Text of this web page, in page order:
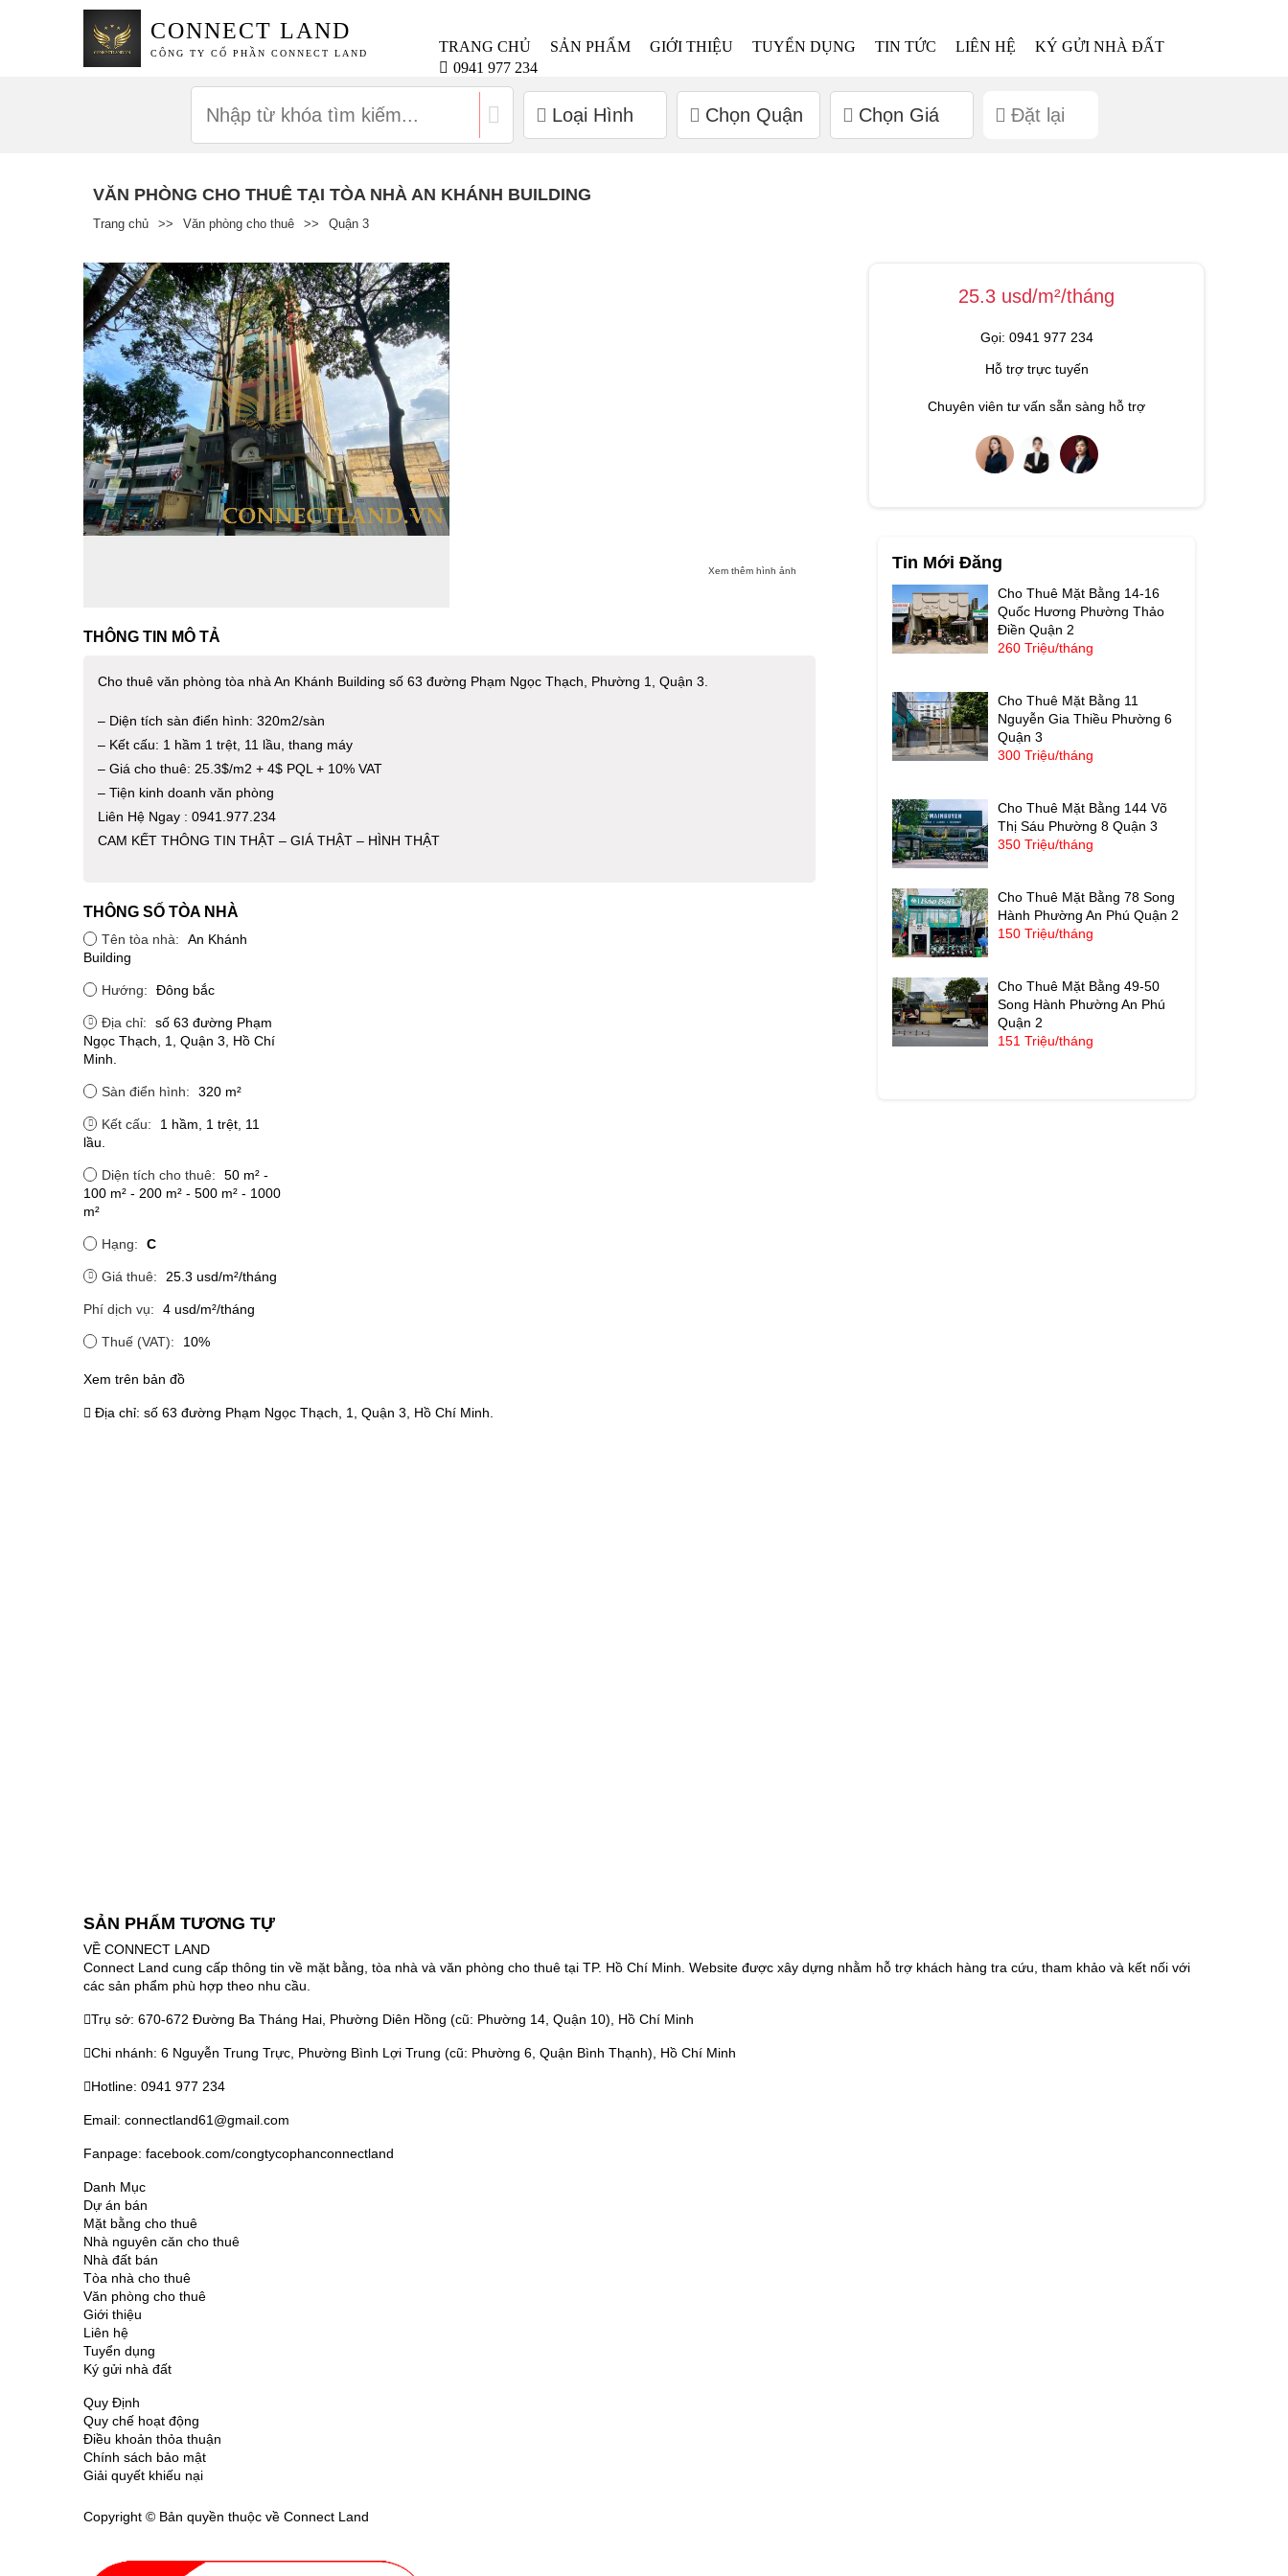
CONNECT LAND
CÔNG TY CỔ PHẦN CONNECT LAND TRANG CHỦ SẢN PHẨM GIỚI THIỆU TUYỂN DỤNG TIN TỨC LIÊN HỆ
KÝ GỬI NHÀ ĐẤT
0941 977 234
Loại Hình Chọn Quận Chọn Giá Đặt lại
VĂN PHÒNG CHO THUÊ TẠI TÒA NHÀ AN KHÁNH BUILDING
Trang chủ >> Văn phòng cho thuê >> Quận 3
Xem thêm hình ảnh
THÔNG TIN MÔ TẢ
Cho thuê văn phòng tòa nhà An Khánh Building số 63 đường Phạm Ngọc Thạch, Phường 1, Quận 3.
– Diện tích sàn điển hình: 320m2/sàn
– Kết cấu: 1 hầm 1 trệt, 11 lầu, thang máy
– Giá cho thuê: 25.3$/m2 + 4$ PQL + 10% VAT
– Tiện kinh doanh văn phòng
Liên Hệ Ngay : 0941.977.234
CAM KẾT THÔNG TIN THẬT – GIÁ THẬT – HÌNH THẬT
THÔNG SỐ TÒA NHÀ
Tên tòa nhà:
An Khánh
Building
Hướng: Đông bắc
Địa chỉ:
số 63 đường Phạm
Ngọc Thạch, 1, Quận 3, Hồ Chí
Minh.
Sàn điển hình: 320 m²
Kết cấu:
1 hầm, 1 trệt, 11
lầu.
Diện tích cho thuê:
50 m² -
100 m² - 200 m² - 500 m² - 1000
m²
Hạng: C
Giá thuê: 25.3 usd/m²/tháng
Phí dịch vụ: 4 usd/m²/tháng
Thuế (VAT): 10%
Xem trên bản đồ
Địa chỉ: số 63 đường Phạm Ngọc Thạch, 1, Quận 3, Hồ Chí Minh.
25.3 usd/m²/tháng
Gọi: 0941 977 234
Hỗ trợ trực tuyến
Chuyên viên tư vấn sẵn sàng hỗ trợ
Tin Mới Đăng
Cho Thuê Mặt Bằng 14-16
Quốc Hương Phường Thảo
Điền Quận 2
260 Triệu/tháng
Cho Thuê Mặt Bằng 11
Nguyễn Gia Thiều Phường 6
Quận 3
300 Triệu/tháng
Cho Thuê Mặt Bằng 144 Võ
Thị Sáu Phường 8 Quận 3
350 Triệu/tháng
Cho Thuê Mặt Bằng 78 Song
Hành Phường An Phú Quận 2
150 Triệu/tháng
Cho Thuê Mặt Bằng 49-50
Song Hành Phường An Phú
Quận 2
151 Triệu/tháng
SẢN PHẨM TƯƠNG TỰ
VỀ CONNECT LAND
Connect Land cung cấp thông tin về mặt bằng, tòa nhà và văn phòng cho thuê tại TP. Hồ Chí Minh. Website được xây dựng nhằm hỗ trợ khách hàng tra cứu, tham khảo và kết nối với
các sản phẩm phù hợp theo nhu cầu.
Trụ sở: 670-672 Đường Ba Tháng Hai, Phường Diên Hồng (cũ: Phường 14, Quận 10), Hồ Chí Minh
Chi nhánh: 6 Nguyễn Trung Trực, Phường Bình Lợi Trung (cũ: Phường 6, Quận Bình Thạnh), Hồ Chí Minh
Hotline: 0941 977 234
Email: connectland61@gmail.com
Fanpage: facebook.com/congtycophanconnectland
Danh Mục
Dự án bán
Mặt bằng cho thuê
Nhà nguyên căn cho thuê
Nhà đất bán
Tòa nhà cho thuê
Văn phòng cho thuê
Giới thiệu
Liên hệ
Tuyển dụng
Ký gửi nhà đất
Quy Định
Quy chế hoạt động
Điều khoản thỏa thuận
Chính sách bảo mật
Giải quyết khiếu nại
Copyright © Bản quyền thuộc về Connect Land